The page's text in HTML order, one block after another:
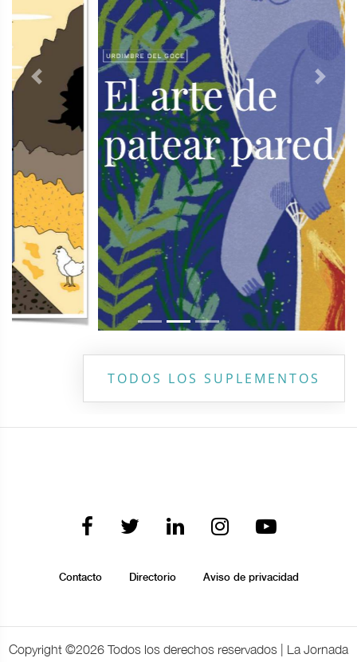
Previous Next
TODOS LOS SUPLEMENTOS
Contacto Directorio Aviso de privacidad
Copyright ©2026 Todos los derechos reservados | La Jornada